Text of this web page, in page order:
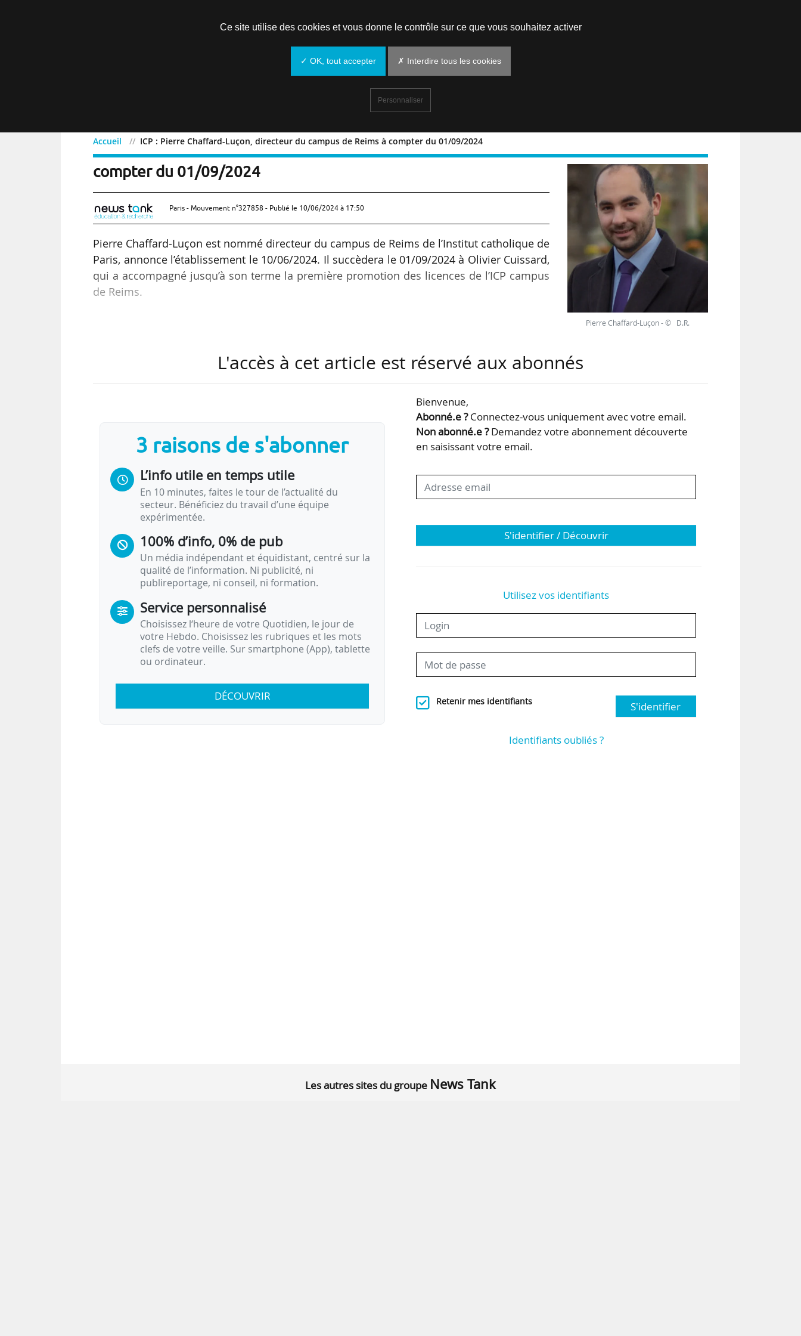
Accueil ICP : Pierre Chaffard-Luçon, directeur du campus de Reims à compter du 01/09/2024
ICP : Pierre Chaffard-Luçon, directeur du campus de Reims à
compter du 01/09/2024
Paris - Mouvement n°327858 - Publié le 10/06/2024 à 17:50
Pierre Chaffard-Luçon est nommé directeur du campus de Reims de l’Institut catholique de
Paris, annonce l’établissement le 10/06/2024. Il succèdera le 01/09/2024 à Olivier Cuissard,
qui a accompagné jusqu’à son terme la première promotion des licences de l’ICP campus
de Reims.
de latin entre 2014 et 2020. Il est ensuite Ater à l’Université de Rouen Normandie. Il est
parallèlement chargé d’enseignement au sein de Paris 13, Paris 1 et Paris-Saclay.
Il intègre l’ICP en 2022, en tant que chargé d’enseignement, avant de devenir délégué
« Je suis très heureux de…
Pierre Chaffard-Luçon - © D.R.
L'accès à cet article est réservé aux abonnés
3 raisons de s'abonner
L’info utile en temps utile
En 10 minutes, faites le tour de l’actualité du
secteur. Bénéficiez du travail d’une équipe
expérimentée.
100% d’info, 0% de pub
Un média indépendant et équidistant, centré sur la
qualité de l’information. Ni publicité, ni
publireportage, ni conseil, ni formation.
Service personnalisé
Choisissez l‘heure de votre Quotidien, le jour de
votre Hebdo. Choisissez les rubriques et les mots
clefs de votre veille. Sur smartphone (App), tablette
ou ordinateur.
DÉCOUVRIR
Bienvenue,
Abonné.e ?Connectez-vous uniquement avec votre email.
Non abonné.e ?Demandez votre abonnement découverte
en saisissant votre email.
S'identifier / Découvrir
Utilisez vos identifiants
Retenir mes identifiants S'identifier
Identifiants oubliés ?
Les autres sites du groupe News Tank
Ce site utilise des cookies et vous donne le contrôle sur ce que vous souhaitez activer
✓ OK, tout accepter ✗ Interdire tous les cookies
Personnaliser